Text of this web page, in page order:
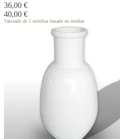
36,00 €
40,00 €
Valorado de 5 estrellas basado en reseñas